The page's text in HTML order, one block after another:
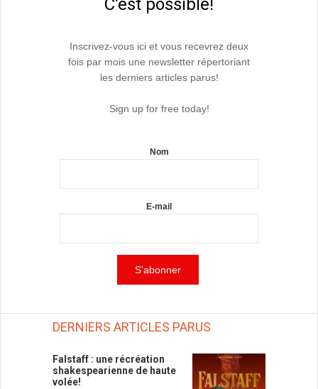
C'est possible!
Inscrivez-vous ici et vous recevrez deux
fois par mois une newsletter répertoriant
les derniers articles parus!
Sign up for free today!
Nom
E-mail
DERNIERS ARTICLES PARUS
Falstaff : une récréation
shakespearienne de haute
volée!